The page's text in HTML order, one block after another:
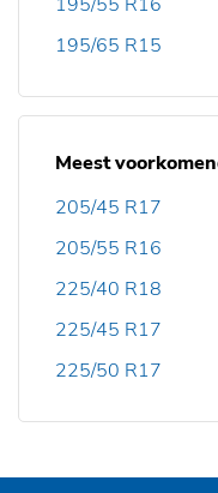
195/55 R16
195/65 R15
Meest
205/45 R17
205/55 R16
225/40 R18
225/45 R17
225/50 R17